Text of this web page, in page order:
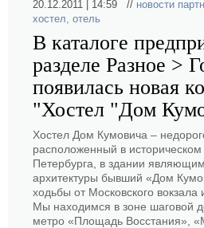
20.12.2011 | 14:59 // новости
хостел, отель
В каталоге
разделе Разное >
появилась новая
"Хостел "Дом
Хостел Дом Кумовича –
расположенный в историческом
Петербурга, в здании
архитектуры бывший «Дом
ходьбы от Московского вокзала
Мы находимся в зоне шаговой
метро «Площадь Восстания»,